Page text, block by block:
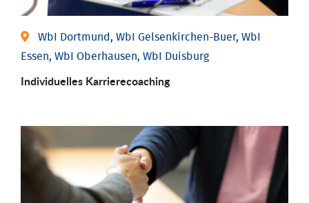
WbI Dortmund, WbI Gelsenkirchen-Buer, WbI
Essen, WbI Oberhausen, WbI Duisburg
Individu­elles Karrierecoaching